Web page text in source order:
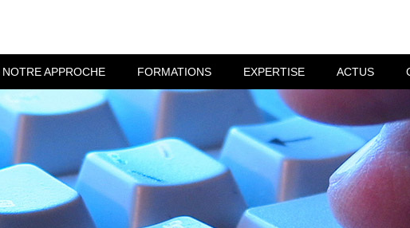
NOTRE APPROCHE FORMATIONS EXPERTISE ACTUS